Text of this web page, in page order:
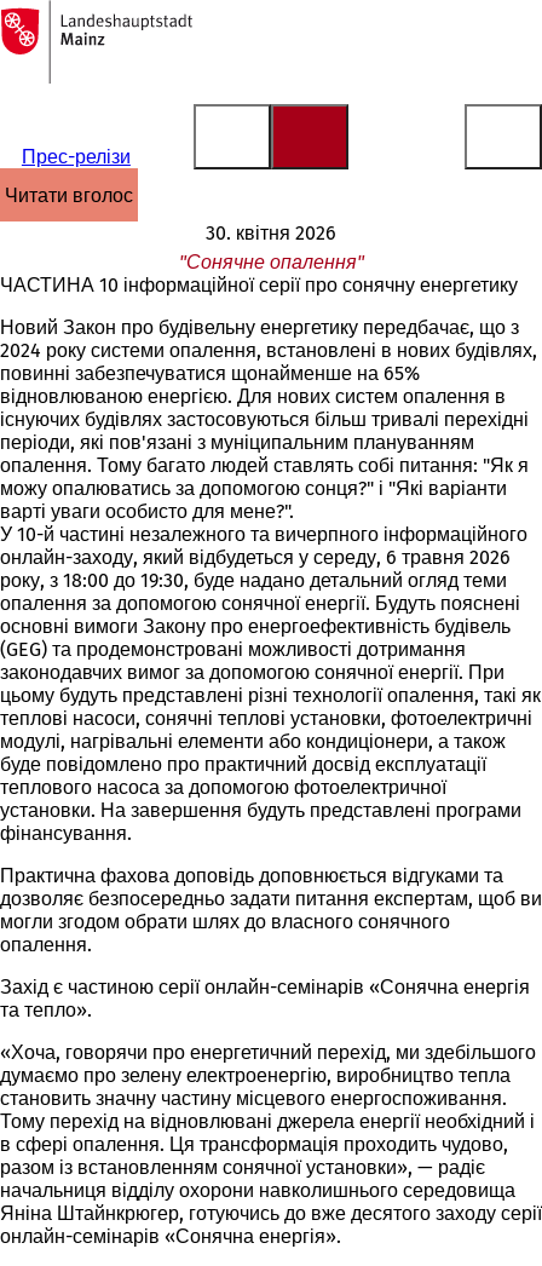
Перейти до змісту
На
головну
сторінку
Прес-релізи
читати вголос
30. квітня 2026
"Сонячне опалення"
ЧАСТИНА 10 інформаційної серії про сонячну енергетику
Новий Закон про будівельну енергетику передбачає, що з
2024 року системи опалення, встановлені в нових будівлях,
повинні забезпечуватися щонайменше на 65%
відновлюваною енергією. Для нових систем опалення в
існуючих будівлях застосовуються більш тривалі перехідні
періоди, які пов'язані з муніципальним плануванням
опалення. Тому багато людей ставлять собі питання: "Як я
можу опалюватись за допомогою сонця?" і "Які варіанти
варті уваги особисто для мене?".
У 10-й частині незалежного та вичерпного інформаційного
онлайн-заходу, який відбудеться у середу, 6 травня 2026
року, з 18:00 до 19:30, буде надано детальний огляд теми
опалення за допомогою сонячної енергії. Будуть пояснені
основні вимоги Закону про енергоефективність будівель
(GEG) та продемонстровані можливості дотримання
законодавчих вимог за допомогою сонячної енергії. При
цьому будуть представлені різні технології опалення, такі як
теплові насоси, сонячні теплові установки, фотоелектричні
модулі, нагрівальні елементи або кондиціонери, а також
буде повідомлено про практичний досвід експлуатації
теплового насоса за допомогою фотоелектричної
установки. На завершення будуть представлені програми
фінансування.
Практична фахова доповідь доповнюється відгуками та
дозволяє безпосередньо задати питання експертам, щоб ви
могли згодом обрати шлях до власного сонячного
опалення.
Захід є частиною серії онлайн-семінарів «Сонячна енергія
та тепло».
«Хоча, говорячи про енергетичний перехід, ми здебільшого
думаємо про зелену електроенергію, виробництво тепла
становить значну частину місцевого енергоспоживання.
Тому перехід на відновлювані джерела енергії необхідний і
в сфері опалення. Ця трансформація проходить чудово,
разом із встановленням сонячної установки», — радіє
начальниця відділу охорони навколишнього середовища
Яніна Штайнкрюгер, готуючись до вже десятого заходу серії
онлайн-семінарів «Сонячна енергія».